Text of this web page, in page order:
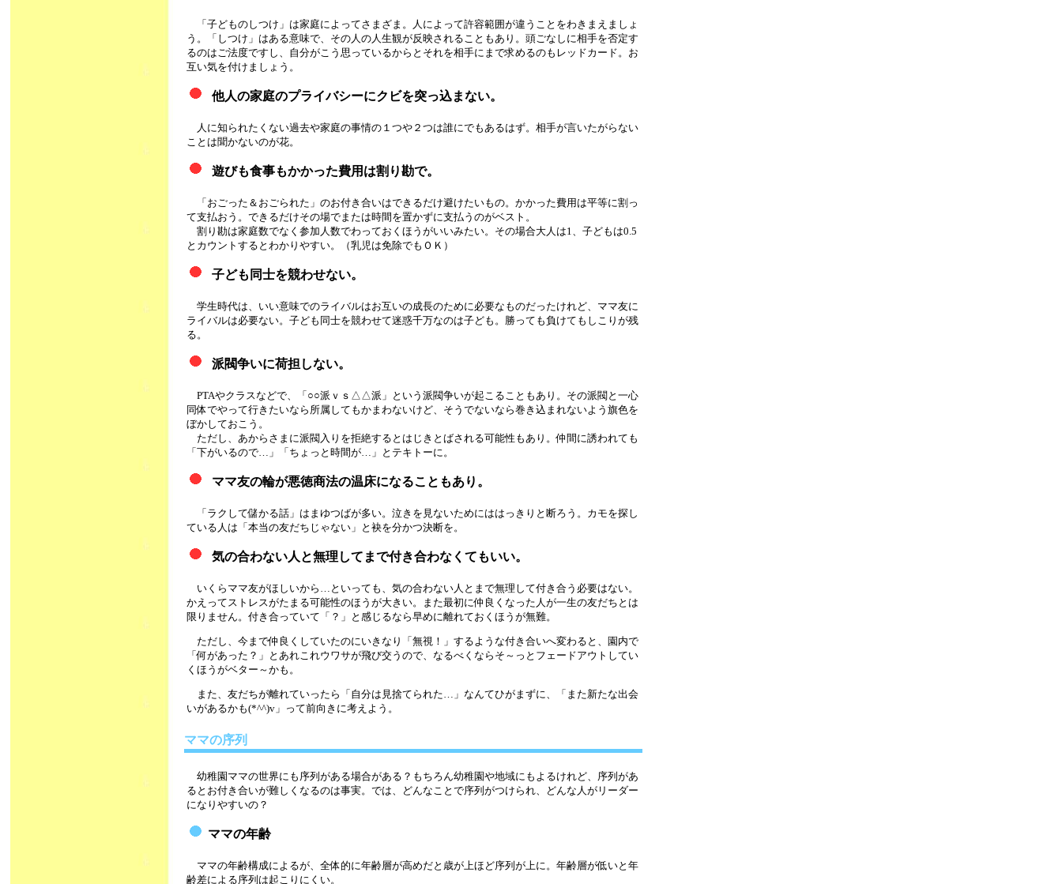
「子どものしつけ」は家庭によってさまざま。人によって許容範囲が違うことをわきまえましょ
う。「しつけ」はある意味で、その人の人生観が反映されることもあり。頭ごなしに相手を否定す
るのはご法度ですし、自分がこう思っているからとそれを相手にまで求めるのもレッドカード。お
互い気を付けましょう。
他人の家庭のプライバシーにクビを突っ込まない。
人に知られたくない過去や家庭の事情の１つや２つは誰にでもあるはず。相手が言いたがらない
ことは聞かないのが花。
遊びも食事もかかった費用は割り勘で。
「おごった＆おごられた」のお付き合いはできるだけ避けたいもの。かかった費用は平等に割っ
て支払おう。できるだけその場でまたは時間を置かずに支払うのがベスト。
割り勘は家庭数でなく参加人数でわっておくほうがいいみたい。その場合大人は1、子どもは0.5
とカウントするとわかりやすい。（乳児は免除でもＯＫ）
子ども同士を競わせない。
学生時代は、いい意味でのライバルはお互いの成長のために必要なものだったけれど、ママ友に
ライバルは必要ない。子ども同士を競わせて迷惑千万なのは子ども。勝っても負けてもしこりが残
る。
派閥争いに荷担しない。
PTAやクラスなどで、「○○派ｖｓ△△派」という派閥争いが起こることもあり。その派閥と一心
同体でやって行きたいなら所属してもかまわないけど、そうでないなら巻き込まれないよう旗色を
ぼかしておこう。
ただし、あからさまに派閥入りを拒絶するとはじきとばされる可能性もあり。仲間に誘われても
「下がいるので…」「ちょっと時間が…」とテキトーに。
ママ友の輪が悪徳商法の温床になることもあり。
「ラクして儲かる話」はまゆつばが多い。泣きを見ないためにははっきりと断ろう。カモを探し
ている人は「本当の友だちじゃない」と袂を分かつ決断を。
気の合わない人と無理してまで付き合わなくてもいい。
いくらママ友がほしいから…といっても、気の合わない人とまで無理して付き合う必要はない。
かえってストレスがたまる可能性のほうが大きい。また最初に仲良くなった人が一生の友だちとは
限りません。付き合っていて「？」と感じるなら早めに離れておくほうが無難。
ただし、今まで仲良くしていたのにいきなり「無視！」するような付き合いへ変わると、園内で
「何があった？」とあれこれウワサが飛び交うので、なるべくならそ～っとフェードアウトしてい
くほうがベター～かも。
また、友だちが離れていったら「自分は見捨てられた…」なんてひがまずに、「また新たな出会
いがあるかも(*^^)v」って前向きに考えよう。
ママの序列
幼稚園ママの世界にも序列がある場合がある？もちろん幼稚園や地域にもよるけれど、序列があ
るとお付き合いが難しくなるのは事実。では、どんなことで序列がつけられ、どんな人がリーダー
になりやすいの？
ママの年齢
ママの年齢構成によるが、全体的に年齢層が高めだと歳が上ほど序列が上に。年齢層が低いと年
齢差による序列は起こりにくい。